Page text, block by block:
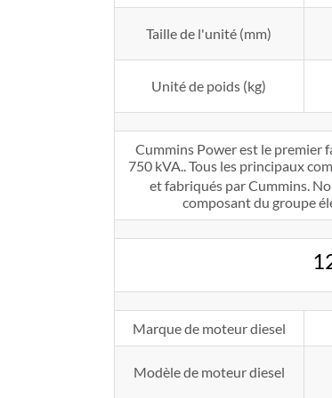
Taille de l'unité (mm)
Unité de poids (kg)
Cummins Power est le premier
750 kVA.. Tous les principaux
et fabriqués par Cummins.
composant du groupe
Marque de moteur diesel
Modèle de moteur diesel